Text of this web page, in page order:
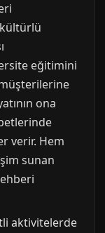
eğitimini
ona
verir. Hem
sunan
aktivitelerde